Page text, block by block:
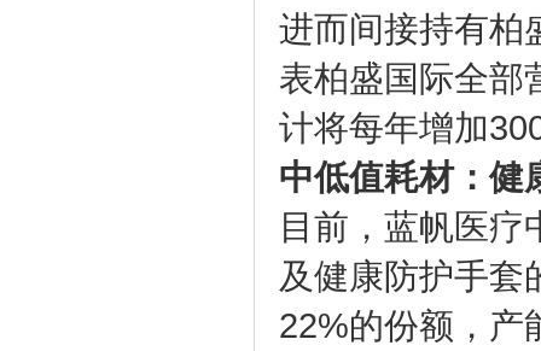
进而间接持有柏
表柏盛国际全部
计将每年增加
中低值耗材：健
目前，蓝帆医疗
及健康防护手套
22%的份额，产